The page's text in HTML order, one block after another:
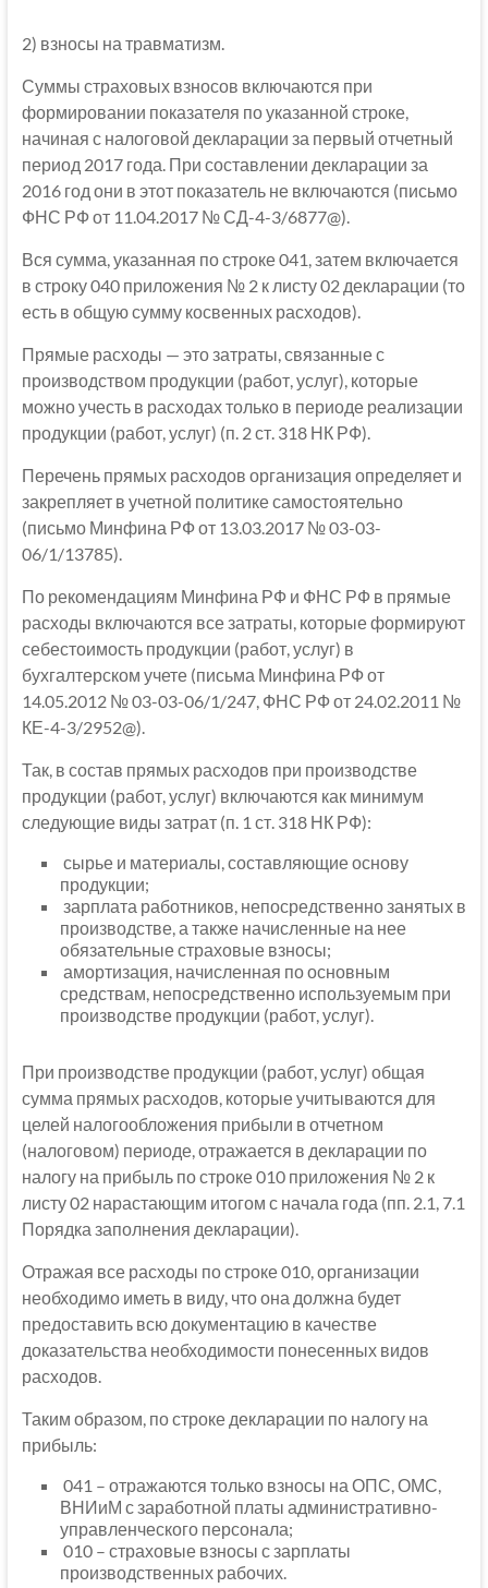
2) взносы на травматизм.
Суммы страховых взносов включаются при
формировании показателя по указанной строке,
начиная с налоговой декларации за первый отчетный
период 2017 года. При составлении декларации за
2016 год они в этот показатель не включаются (письмо
ФНС РФ от 11.04.2017 № СД-4-3/6877@).
Вся сумма, указанная по строке 041, затем включается
в строку 040 приложения № 2 к листу 02 декларации (то
есть в общую сумму косвенных расходов).
Прямые расходы — это затраты, связанные с
производством продукции (работ, услуг), которые
можно учесть в расходах только в периоде реализации
продукции (работ, услуг) (п. 2 ст. 318 НК РФ).
Перечень прямых расходов организация определяет и
закрепляет в учетной политике самостоятельно
(письмо Минфина РФ от 13.03.2017 № 03-03-
06/1/13785).
По рекомендациям Минфина РФ и ФНС РФ в прямые
расходы включаются все затраты, которые формируют
себестоимость продукции (работ, услуг) в
бухгалтерском учете (письма Минфина РФ от
14.05.2012 № 03-03-06/1/247, ФНС РФ от 24.02.2011 №
КЕ-4-3/2952@).
Так, в состав прямых расходов при производстве
продукции (работ, услуг) включаются как минимум
следующие виды затрат (п. 1 ст. 318 НК РФ):
сырье и материалы, составляющие основу
продукции;
зарплата работников, непосредственно занятых в
производстве, а также начисленные на нее
обязательные страховые взносы;
амортизация, начисленная по основным
средствам, непосредственно используемым при
производстве продукции (работ, услуг).
При производстве продукции (работ, услуг) общая
сумма прямых расходов, которые учитываются для
целей налогообложения прибыли в отчетном
(налоговом) периоде, отражается в декларации по
налогу на прибыль по строке 010 приложения № 2 к
листу 02 нарастающим итогом с начала года (пп. 2.1, 7.1
Порядка заполнения декларации).
Отражая все расходы по строке 010, организации
необходимо иметь в виду, что она должна будет
предоставить всю документацию в качестве
доказательства необходимости понесенных видов
расходов.
Таким образом, по строке декларации по налогу на
прибыль:
041 – отражаются только взносы на ОПС, ОМС,
ВНИиМ с заработной платы административно-
управленческого персонала;
010 – страховые взносы с зарплаты
производственных рабочих.